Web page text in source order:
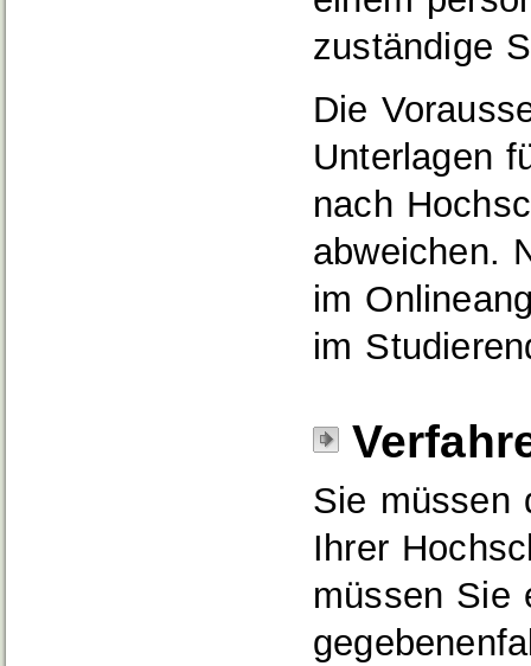
zuständige
Die
Unterlagen
nach
abweichen.
im
im
Sie müssen
Ihrer
müssen Sie